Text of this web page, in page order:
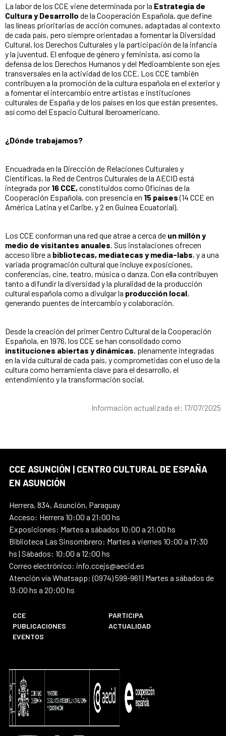
La labor de los CCE viene determinada por la Estrategia de
Cultura y Desarrollo de la Cooperación Española, que define
las líneas prioritarias de acción comunes, adaptadas al contexto
de cada país, pero siempre orientadas a fomentar la Diversidad
Cultural, los Derechos Culturales y la participación de la infancia
y la juventud. El enfoque de género y feminista, así como la
defensa de los Derechos Humanos y del Medioambiente son ejes
transversales en la actividad de los CCE. Los CCE también
contribuyen a la promoción de la cultura española en el exterior y
a fomentar el intercambio entre artistas e instituciones
culturales de España y de los países en los que están presentes,
así como del Espacio Cultural Iberoamericano.
¿Dónde trabajamos?
Encuadrada en la Dirección de Relaciones Culturales y
Científicas, la Red de Centros Culturales de la AECID está
integrada por 16 CCE, constituidos como Oficinas de la
Cooperación Española, con presencia en 15 países(14 CCE en
América Latina y el Caribe, y 2 en Guinea Ecuatorial).
Los CCE conforman una red que atrae a cerca de un millón y
medio de visitantes anuales. Sus instalaciones ofrecen
acceso libre a bibliotecas, mediatecas y media-labs, y a una
variada programación cultural que incluye exposiciones,
conferencias, cine, teatro, música o danza. Con ella contribuyen
tanto a difundir la diversidad y la pluralidad de la producción
cultural española como a divulgar la producción local,
generando puentes de intercambio y colaboración.
Desde la creación del primer Centro Cultural de la Cooperación
Española, en 1976, los CCE se han consolidado como
instituciones abiertas y dinámicas, plenamente integradas
en la vida cultural de cada país, y comprometidas con el uso de la
cultura como herramienta clave para el desarrollo, el
entendimiento y la transformación social.
Información actualizada el: 17/07/2025
CCE ASUNCIÓN | CENTRO CULTURAL DE ESPAÑA
EN ASUNCIÓN
Herrera, 834, Asunción, Paraguay
Acceso: Herrera 10:00 a 21:00 hs
Exposiciones: Martes a sábados 10:00 a 21:00 hs
Biblioteca Las Sinsombrero: Martes a viernes 10:00 a 17:30
hs | Sábados: 10:00 a 12:00 hs
Correo electrónico: info.ccejs@aecid.es
Atención vía Whatsapp: (0974) 599-961 | Martes a sábados de
13:00 hs a 20:00 hs
CCE
PARTICIPA
PUBLICACIONES
ACTUALIDAD
EVENTOS